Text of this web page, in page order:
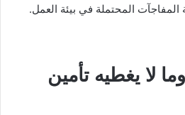
المفاجآت المحتملة في بيئة العمل.
لا يغطيه تأمين